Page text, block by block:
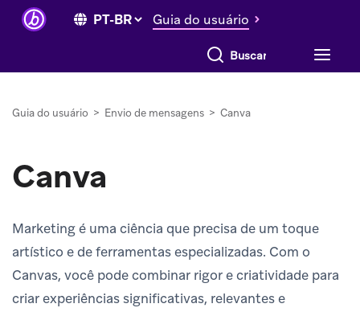
Guia do usuário
Buscar tudo
Guia do usuário > Envio de mensagens > Canva
Canva
Marketing é uma ciência que precisa de um toque
artístico e de ferramentas especializadas. Com o
Canvas, você pode combinar rigor e criatividade para
criar experiências significativas, relevantes e